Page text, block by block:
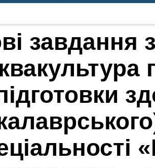
завдання